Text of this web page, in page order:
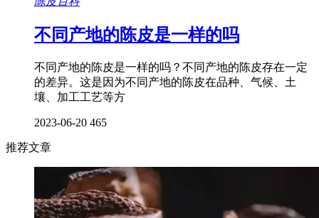
不同产地的陈皮是一样的吗
不同产地的陈皮是一样的吗？不同产地的陈皮存在一定
的差异。这是因为不同产地的陈皮在品种、气候、土
壤、加工工艺等方
2023-06-20 465
推荐文章